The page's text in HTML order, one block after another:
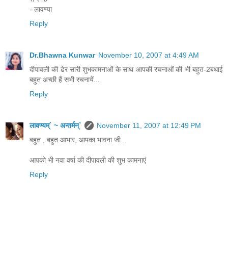
- लावण्या
Reply
Dr.Bhawna Kunwar November 10, 2007 at 4:49 AM
दीपावली की ढेर सारी शुभकामनाओं के साथ आपकी रचनाओं की भी बहुत-2बधाई
बहुत अच्छी हैं सभी रचनायें...
Reply
लावण्यम्` ~ अन्तर्मन्`
November 11, 2007 at 12:49 PM
बहुत , बहुत आभार, आपका भावना जी ..
आपको भी नवा वर्षा की दीपावली की शुभ कामनाएं
Reply